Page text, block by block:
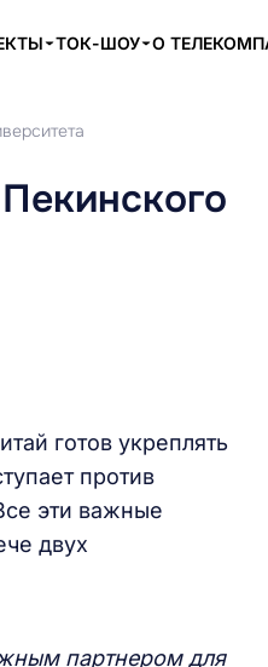
ТОК-ШОУ О
готов укреплять
против
эти важные
двух
партнером для